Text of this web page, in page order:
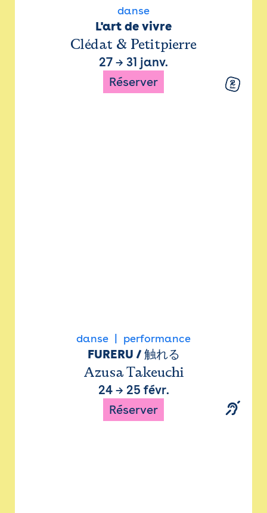
danse
L'art de vivre
Clédat & Petitpierre
27 → 31 janv.
Réserver
danse performance
FURERU / 触れる
Azusa Takeuchi
24→ 25 févr.
Réserver